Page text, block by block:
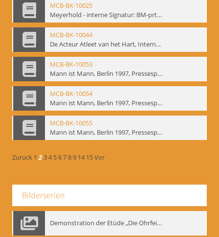
MCB-BK-10025
Meyerhold - interne Signatur: BM-prt-233
MCB-BK-10044
De Acteur Atleet van het Hart, Internationale Konferenz, Gent, 17.11.2004 - interne Signatur: BM-prt-253
MCB-BK-10053
Mann ist Mann, Berlin 1997, Pressespiegel - interne Signatur: BM-prt-262-1
MCB-BK-10054
Mann ist Mann, Berlin 1997, Pressespiegel - interne Signatur: BM-prt-262-2
MCB-BK-10055
Mann ist Mann, Berlin 1997, Pressespiegel - interne Signatur: BM-prt-262-3
Zurück 1 234 56789 14 15Vor
Bilderserien
Demonstration der Etüde „Die Ohrfeige“